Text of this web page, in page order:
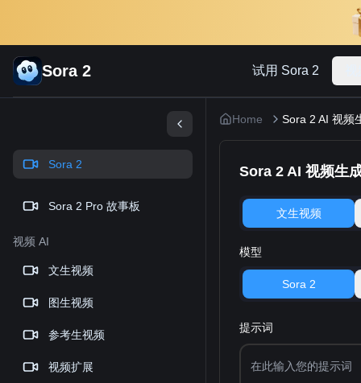
Sora 2 试用 Sora 2
Sora 2
Sora 2 Pro 故事板
视频 AI
文生视频
图生视频
参考生视频
视频扩展
Home Sora 2 AI 视频
Sora 2 AI 视频生
文生视频
模型
Sora 2
提示词